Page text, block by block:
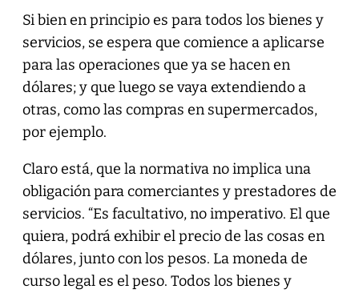
Si bien en principio es para todos los bienes y
servicios, se espera que comience a aplicarse
para las operaciones que ya se hacen en
dólares; y que luego se vaya extendiendo a
otras, como las compras en supermercados,
por ejemplo.
Claro está, que la normativa no implica una
obligación para comerciantes y prestadores de
servicios. “Es facultativo, no imperativo. El que
quiera, podrá exhibir el precio de las cosas en
dólares, junto con los pesos. La moneda de
curso legal es el peso. Todos los bienes y